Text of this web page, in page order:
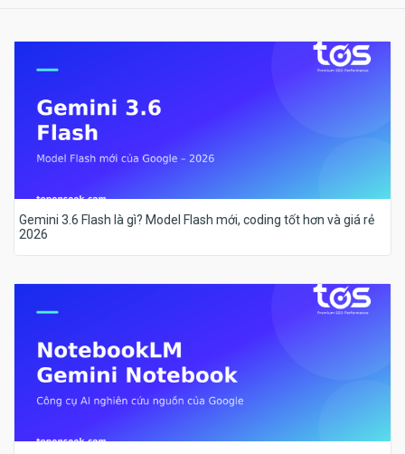
Gemini 3.6 Flash là gì? Model Flash mới, coding tốt hơn và giá rẻ
2026